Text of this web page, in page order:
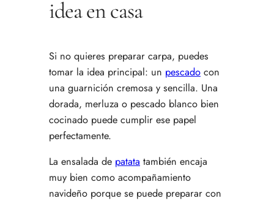
idea en casa
Si no quieres preparar carpa, puedes
tomar la idea principal: un pescado con
una guarnición cremosa y sencilla. Una
dorada, merluza o pescado blanco bien
cocinado puede cumplir ese papel
perfectamente.
La ensalada de patata también encaja
muy bien como acompañamiento
navideño porque se puede preparar con